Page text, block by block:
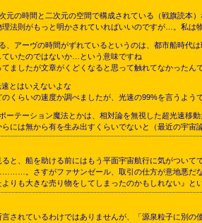
元の時間と二次元の空間で構成されている（戦旗読本
法則がもっと明かされていればいいのですが…。私は
、アーヴの時間がずれているというのは、都市船時代
ていたのではないか…という意味ですね
ましたが文章がくどくなると思って触れてなかったん
とはいえないよな
くらいの速度か調べましたが、光速の99%を言うよう
ーテーション魔法とかは、相対論を無視した超光速移
には無から有を生み出すくらいでないと（最近の宇宙
ると、船を助ける前にはもう平面宇宙航行に気がつい
。さすがファサンゼール、取引の仕方が意地悪だ
よりも大きな売り物をしてしまったのかもしれない』
言されているわけではありませんが、「源泉粒子に別